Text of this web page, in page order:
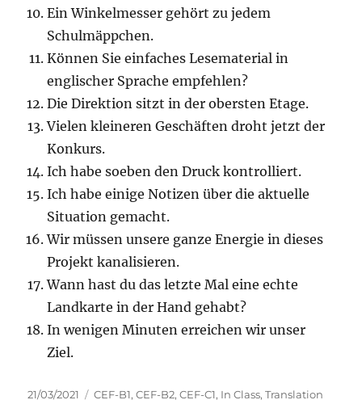
Ein Winkelmesser gehört zu jedem
Schulmäppchen.
Können Sie einfaches Lesematerial in
englischer Sprache empfehlen?
Die Direktion sitzt in der obersten Etage.
Vielen kleineren Geschäften droht jetzt der
Konkurs.
Ich habe soeben den Druck kontrolliert.
Ich habe einige Notizen über die aktuelle
Situation gemacht.
Wir müssen unsere ganze Energie in dieses
Projekt kanalisieren.
Wann hast du das letzte Mal eine echte
Landkarte in der Hand gehabt?
In wenigen Minuten erreichen wir unser
Ziel.
Veröffentlicht
21/03/2021 Kategorien
CEF-B1,CEF-B2,CEF-C1, In Class,Translation